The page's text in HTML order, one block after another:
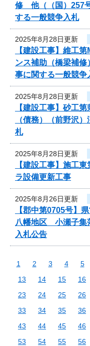
修 他（（国）
する一般競争入札
2025年8月28日更新
【建設工事】維工
ンス補助（橋梁補
事に関する一般競争
2025年8月28日更新
【建設工事】砂工
（債務）（前野沢
札
2025年8月28日更新
【建設工事】施工
ラ設備更新工事
2025年8月26日更新
【郡中第0705号】
八幡地区 小瀬子集
入札公告
1 2 3 4 5
13
14 15 16
23
24 25 26
33
34 35 36
43
44 45 46
53
54 55 56